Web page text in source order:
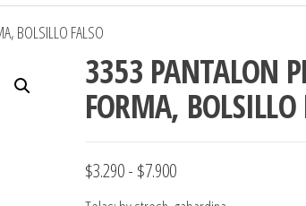
BOLSILLO FALSO
3353 PANTALON
FORMA, BOLSILLO
$3.290- $7.900Rango
de